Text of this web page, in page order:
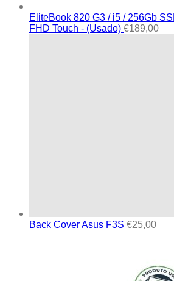
EliteBook 820 G3 / i5 / 256Gb
FHD Touch - (Usado) €189,00
Back Cover Asus F3S €25,00